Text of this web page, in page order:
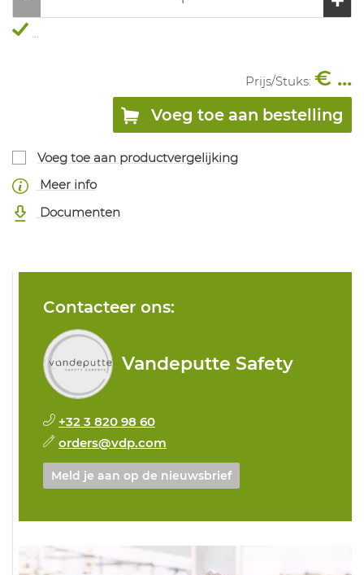
...
Prijs/Stuks: € ...
Voeg toe aan bestelling
Voeg toe aan productvergelijking
Meer info
Documenten
Contacteer ons:
Vandeputte Safety
+32 3 820 98 60
orders@vdp.com
Meld je aan op de nieuwsbrief